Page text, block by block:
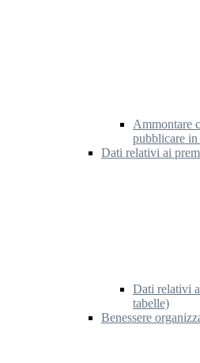
Ammontare
pubblicare in
Dati relativi ai
Dati relativi
tabelle)
Benessere